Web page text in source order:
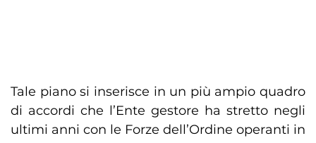
Tale piano si inserisce in un più ampio quadro
di accordi che l’Ente gestore ha stretto negli
ultimi anni con le Forze dell’Ordine operanti in